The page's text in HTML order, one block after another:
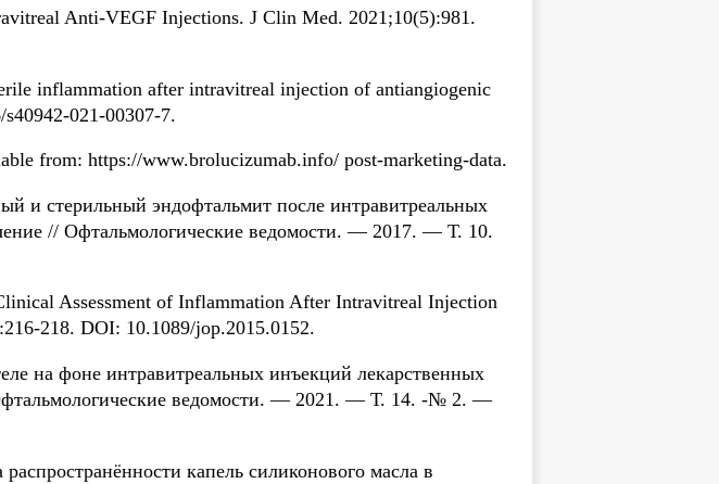
Anti-VEGF Injections. J Clin Med. 2021;10(5):981.
inflammation after intravitreal injection of antiangiogenic
021-00307-7.
from: https://www.brolucizumab.info/ post-marketing-data.
стерильный эндофтальмит после интравитреальных
// Офтальмологические ведомости. — 2017. — Т. 10.
Assessment of Inflammation After Intravitreal Injection
218. DOI: 10.1089/jop.2015.0152.
на фоне интравитреальных инъекций лекарственных
ведомости. — 2021. — Т. 14. -№ 2. —
капель силиконового масла в